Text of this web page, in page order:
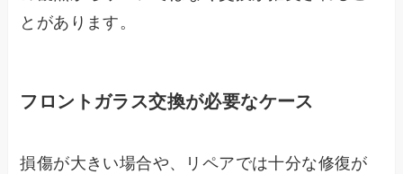
とがあります。
フロントガラス交換が必要なケース
損傷が大きい場合や、リペアでは十分な修復が